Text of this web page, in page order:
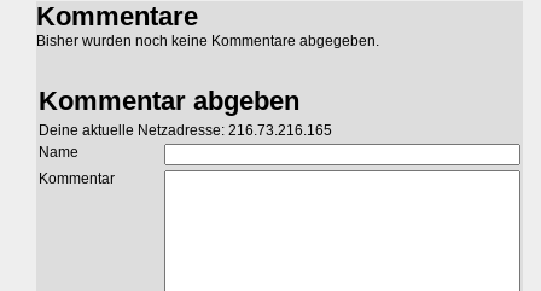
Kommentare
Bisher wurden noch keine Kommentare abgegeben.
Kommentar abgeben
Deine aktuelle Netzadresse: 216.73.216.165
Name
Kommentar